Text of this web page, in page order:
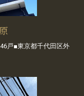
戸■東京都千代田区外